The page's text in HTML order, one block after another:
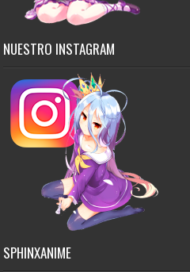
NUESTRO INSTAGRAM
SPHINXANIME